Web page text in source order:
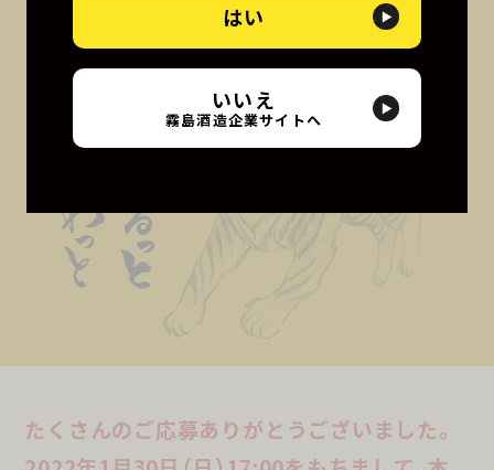
はい
いいえ
霧島酒造企業サイトへ
たくさんのご応募ありがとうございました。